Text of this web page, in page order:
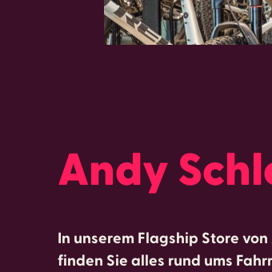
Andy
In unserem Flagship Store
finden Sie alles rund ums